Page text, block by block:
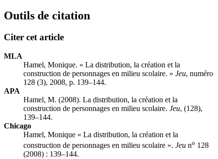
Outils de citation
Citer cet article
MLA
Hamel, Monique. « La distribution, la création et la
construction de personnages en milieu scolaire. » Jeu, numéro
128 (3), 2008, p. 139–144.
APA
Hamel, M. (2008). La distribution, la création et la
construction de personnages en milieu scolaire. Jeu, (128),
139–144.
Chicago
Hamel, Monique « La distribution, la création et la
construction de personnages en milieu scolaire ». Jeu no 128
(2008) : 139–144.